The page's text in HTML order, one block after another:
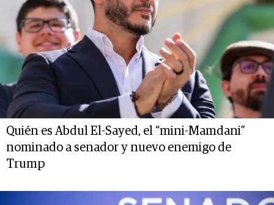
Quién es Abdul El-Sayed, el “mini-Mamdani”
nominado a senador y nuevo enemigo de
Trump